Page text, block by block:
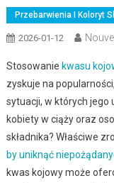
Przebarwienia I Koloryt
2026-01-12
Stosowanie kwasu
zyskuje na
sytuacji, w których jego
kobiety w ciąży oraz
składnika? Właściwe
by uniknąć
kwas kojowy może